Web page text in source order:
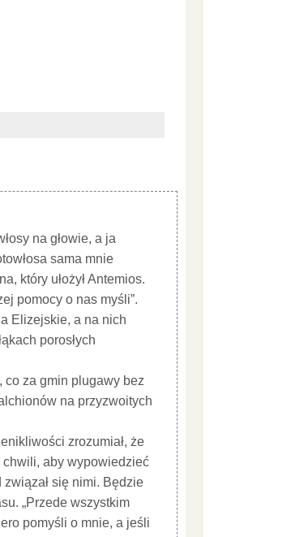
na głowie, a ja
sama mnie
który ułożył Antemios.
pomocy o nas myśli”.
Elizejskie, a na nich
porosłych
co za gmin plugawy bez
na przyzwoitych
zrozumiał, że
chwili, aby wypowiedzieć
się nimi. Będzie
„Przede wszystkim
pomyśli o mnie, a jeśli